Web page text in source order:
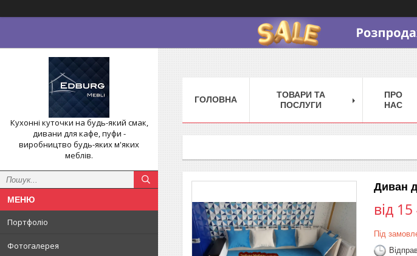
Кухонні куточки на будь-який смак,
дивани для кафе, пуфи -
виробництво будь-яких м'яких
меблів.
Портфоліо
Фотогалерея
ГОЛОВНА
ТОВАРИ ТА
ПОСЛУГИ
ПРО
НАС
Диван
від
Під